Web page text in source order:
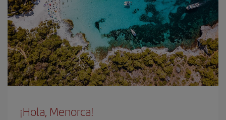
¡Hola, Menorca!